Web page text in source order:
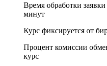
Время обработки
минут
Курс фиксируется от
Процент комиссии
курс